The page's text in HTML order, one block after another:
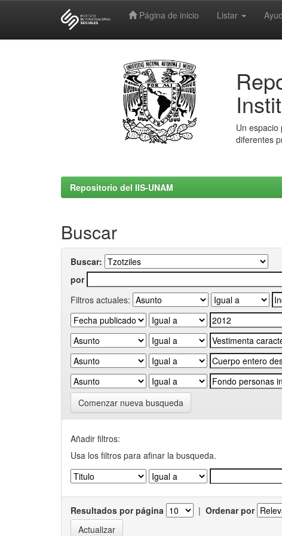
Página de inicio Listar
Un
diferentes
Repositorio del IIS-UNAM
Buscar
Buscar:
por
Filtros actuales:
Comenzar nueva busqueda
Añadir filtros:
Usa los filtros para afinar la busqueda.
Resultados por página | Ordenar por